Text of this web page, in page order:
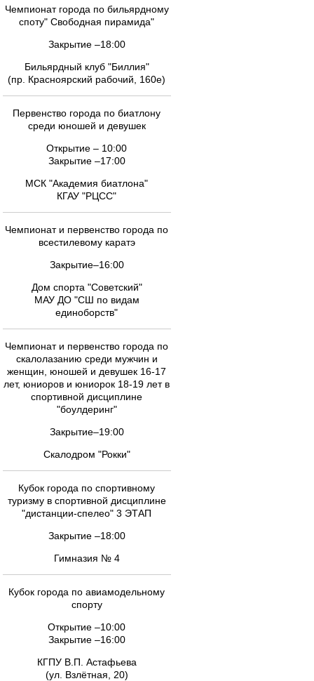
Чемпионат города по бильярдному
споту" Свободная пирамида"
Закрытие –18:00
Бильярдный клуб "Биллия"
(пр. Красноярский рабочий, 160е)
Первенство города по биатлону
среди юношей и девушек
Открытие – 10:00
Закрытие –17:00
МСК "Академия биатлона"
КГАУ "РЦСС"
Чемпионат и первенство города по
всестилевому каратэ
Закрытие–16:00
Дом спорта "Советский"
МАУ ДО "СШ по видам
единоборств"
Чемпионат и первенство города по
скалолазанию среди мужчин и
женщин, юношей и девушек 16-17
лет, юниоров и юниорок 18-19 лет в
спортивной дисциплине
"боулдеринг"
Закрытие–19:00
Скалодром "Рокки"
Кубок города по спортивному
туризму в спортивной дисциплине
"дистанции-спелео" 3 ЭТАП
Закрытие –18:00
Гимназия № 4
Кубок города по авиамодельному
спорту
Открытие –10:00
Закрытие –16:00
КГПУ В.П. Астафьева
(ул. Взлётная, 20)